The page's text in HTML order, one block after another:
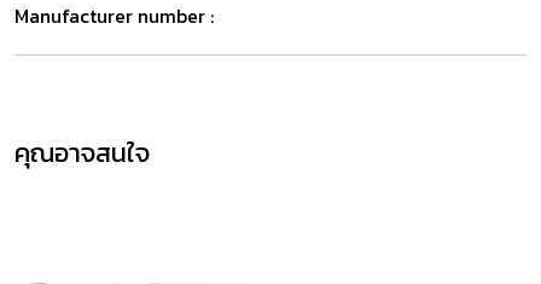
Manufacturer number :
คุณอาจสนใจ